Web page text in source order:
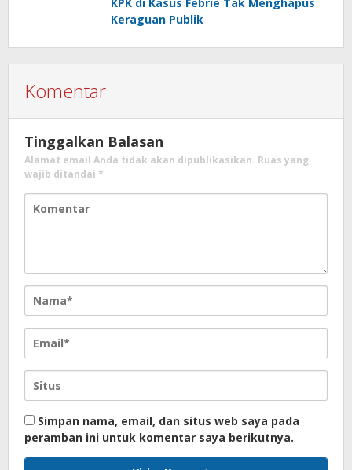
Keraguan Publik
Komentar
Tinggalkan Balasan
Alamat email Anda tidak akan dipublikasikan. Ruas yang
wajib ditandai *
Simpan nama, email, dan situs web saya pada
peramban ini untuk komentar saya berikutnya.